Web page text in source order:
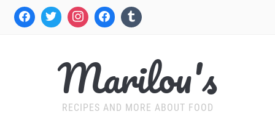
Marilou's
RECIPES AND MORE ABOUT FOOD